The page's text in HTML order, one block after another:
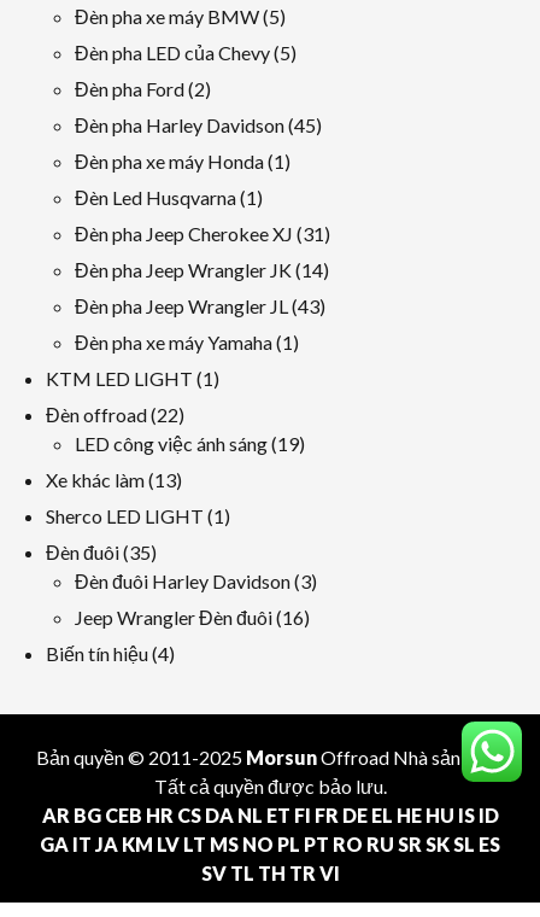
các
sản
Đèn pha xe máy BMW 55
các
Đèn pha LED của Chevy 55
phẩm
Đèn pha Ford 22
các
phẩm
Đèn pha Harley Davidson 4545
Đèn pha xe máy Honda 11
Đèn Led Husqvarna 11
sản
Đèn pha Jeep Cherokee XJ 3131
các
phẩm
Đèn pha Jeep Wrangler JK 1414
các
Đèn pha Jeep Wrangler JL 4343
Đèn pha xe máy Yamaha 11
KTM LED LIGHT 11
phẩm
Đèn offroad 2222
các
sản
LED công việc ánh sáng 1919
Xe khác làm 1313
các
Sherco LED LIGHT 11
phẩm
Đèn đuôi 3535
các
sản
Đèn đuôi Harley Davidson 33
Jeep Wrangler Đèn đuôi 1616
Biến tín hiệu 44
sản
Bản quyền © 2011-2025 MorsunOffroad Nhà sản xuất.
Tất cả quyền được bảo lưu.
AR BG CEB HR CS DA NL ET FI FR DE EL HE HU IS ID
GA IT JA KM LV LT MS NO PL PT RO RU SR SKSL ES
SV TL TH TR VI